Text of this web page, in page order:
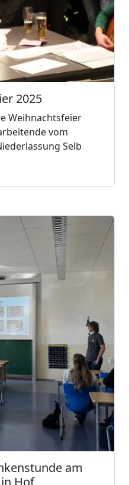
2025
Weihnachtsfeier
vom
Selb
am
Hof